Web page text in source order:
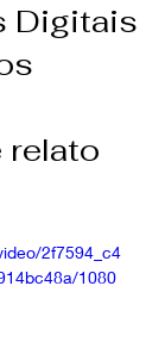
Digitais
relato
2f7594_c4
1080